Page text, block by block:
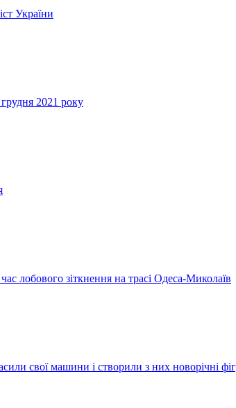
України
2021 року
лобового зіткнення на трасі Одеса-Миколаїв
свої машини і створили з них новорічні